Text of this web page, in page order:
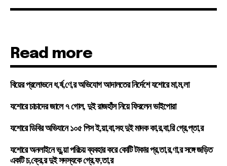
Read more
বিয়ের প্রলোভনে ধ,র্ষ,ণে,র অভিযোগ আদালতের নির্দেশে যশোরে মা,ম,লা
যশোরে চাচাদের জালে ৭ গোল, দুই রাজহাঁস নিয়ে ফিরলেন ভাইপোরা
যশোরে ডিবির অভিযানে ১০৫ পিস ই,য়া,বা,সহ দুই মাদক কা,র,বা,রি গ্রে,প্তা,র
যশোরে অনলাইনে ভু,য়া পরিচয় ব্যবহার করে কোটি টাকার প্র,তা,র,ণা,র সঙ্গে জড়িত
একটি চ,ক্রে,র দুই সদস্যকে গ্রে,ফ,তা,র